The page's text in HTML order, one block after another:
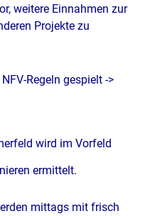
weitere Einnahmen zur
Projekte zu
Regeln gespielt ->
wird im Vorfeld
ermittelt.
mittags mit frisch